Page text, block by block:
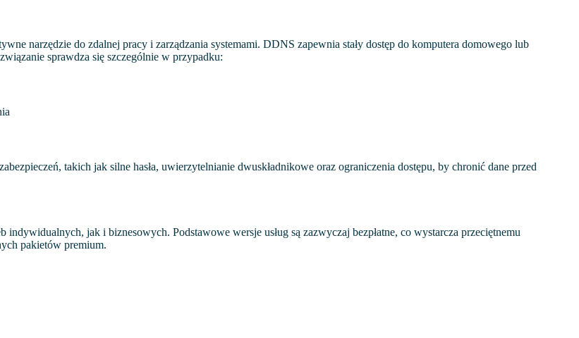
narzędzie do zdalnej pracy i zarządzania systemami. DDNS zapewnia stały dostęp do komputera domowego lub
sprawdza się szczególnie w przypadku:
takich jak silne hasła, uwierzytelnianie dwuskładnikowe oraz ograniczenia dostępu, by chronić dane przed
jak i biznesowych. Podstawowe wersje usług są zazwyczaj bezpłatne, co wystarcza przeciętnemu
pakietów premium.